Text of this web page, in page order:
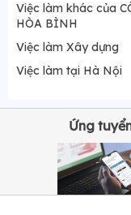
Việc làm khác của
HÒA BÌNH
Việc làm Xây dựng
Việc làm tại Hà Nội
Ứng